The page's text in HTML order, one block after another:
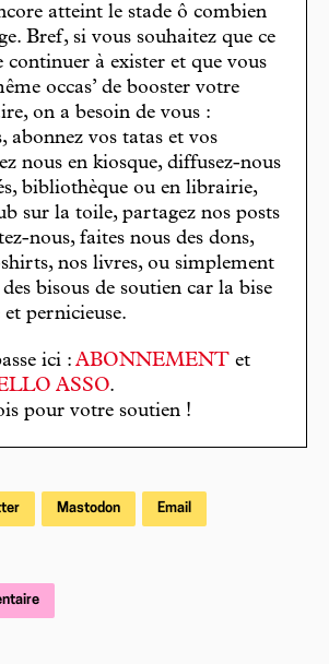
atteint le stade ô combien
Bref, si vous souhaitez que ce
continuer à exister et que vous
occas’ de booster votre
on a besoin de vous :
abonnez vos tatas et vos
nous en kiosque, diffusez-nous
bibliothèque ou en librairie,
sur la toile, partagez nos posts
nous, faites nous des dons,
nos livres, ou simplement
bisous de soutien car la bise
pernicieuse.
ici : ABONNEMENT et
ASSO.
pour votre soutien !
Mastodon Email